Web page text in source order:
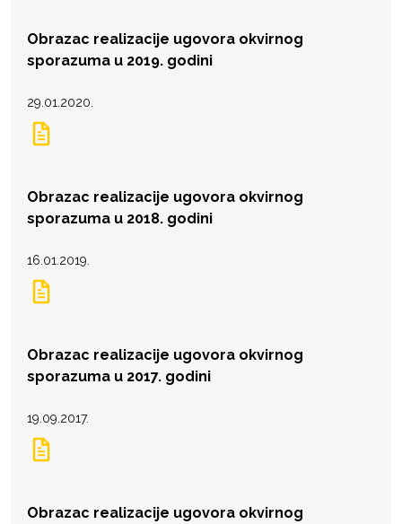
Obrazac realizacije ugovora okvirnog
sporazuma u 2019. godini
29.01.2020.
Obrazac realizacije ugovora okvirnog
sporazuma u 2018. godini
16.01.2019.
Obrazac realizacije ugovora okvirnog
sporazuma u 2017. godini
19.09.2017.
Obrazac realizacije ugovora okvirnog